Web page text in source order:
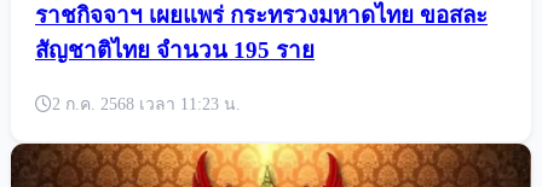
ราชกิจจาฯ เผยแพร่ กระทรวงมหาดไทย ขอสละ
สัญชาติไทย จำนวน 195 ราย
2 ก.ค. 2568 เวลา 11:23 น.